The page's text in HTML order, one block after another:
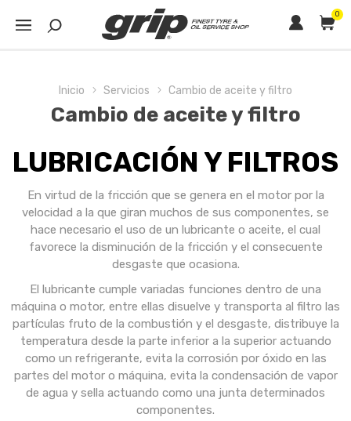
0
Inicio Servicios Cambio de aceite y filtro
Cambio de aceite y filtro
LUBRICACIÓN Y FILTROS
En virtud de la fricción que se genera en el motor por la
velocidad a la que giran muchos de sus componentes, se
hace necesario el uso de un lubricante o aceite, el cual
favorece la disminución de la fricción y el consecuente
desgaste que ocasiona.
El lubricante cumple variadas funciones dentro de una
máquina o motor, entre ellas disuelve y transporta al filtro las
partículas fruto de la combustión y el desgaste, distribuye la
temperatura desde la parte inferior a la superior actuando
como un refrigerante, evita la corrosión por óxido en las
partes del motor o máquina, evita la condensación de vapor
de agua y sella actuando como una junta determinados
componentes.